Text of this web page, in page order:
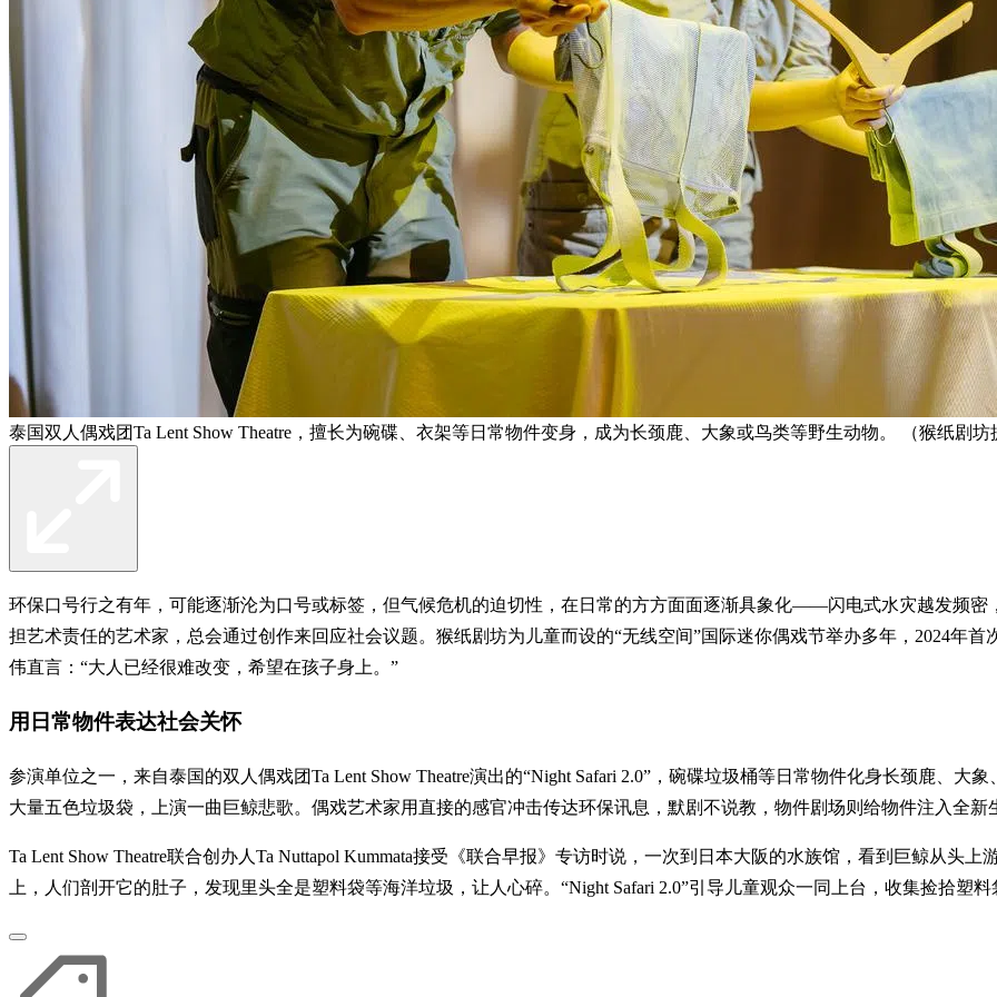
泰国双人偶戏团Ta Lent Show Theatre，擅长为碗碟、衣架等日常物件变身，成为长颈鹿、大象或鸟类等野生动物。 （猴纸剧坊
环保口号行之有年，可能逐渐沦为口号或标签，但气候危机的迫切性，在日常的方方面面逐渐具象化——闪电式水灾越发频
担艺术责任的艺术家，总会通过创作来回应社会议题。猴纸剧坊为儿童而设的“无线空间”国际迷你偶戏节举办多年，2024年
伟直言：“大人已经很难改变，希望在孩子身上。”
用日常物件表达社会关怀
参演单位之一，来自泰国的双人偶戏团Ta Lent Show Theatre演出的“Night Safari 2.0”，碗碟垃圾桶等日常物件化身长颈鹿、
大量五色垃圾袋，上演一曲巨鲸悲歌。偶戏艺术家用直接的感官冲击传达环保讯息，默剧不说教，物件剧场则给物件注入全新
Ta Lent Show Theatre联合创办人Ta Nuttapol Kummata接受《联合早报》专访时说，一次到日本大阪的水族馆，看到巨鲸从头
上，人们剖开它的肚子，发现里头全是塑料袋等海洋垃圾，让人心碎。“Night Safari 2.0”引导儿童观众一同上台，收集捡拾塑